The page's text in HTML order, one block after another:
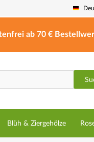
ab 70 €
Blüh & Ziergehölze